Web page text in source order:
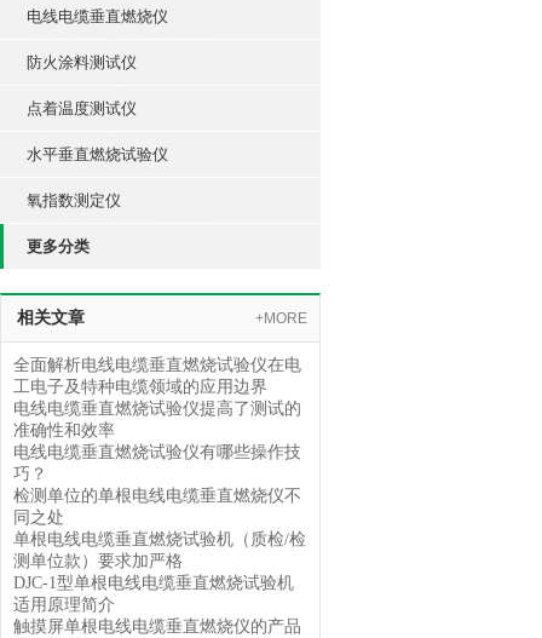
电线电缆垂直燃烧仪
防火涂料测试仪
点着温度测试仪
水平垂直燃烧试验仪
氧指数测定仪
更多分类
相关文章 +MORE
全面解析电线电缆垂直燃烧试验仪在电
工电子及特种电缆领域的应用边界
电线电缆垂直燃烧试验仪提高了测试的
准确性和效率
电线电缆垂直燃烧试验仪有哪些操作技
巧？
检测单位的单根电线电缆垂直燃烧仪不
同之处
单根电线电缆垂直燃烧试验机（质检/检
测单位款）要求加严格
DJC-1型单根电线电缆垂直燃烧试验机
适用原理简介
触摸屏单根电线电缆垂直燃烧仪的产品